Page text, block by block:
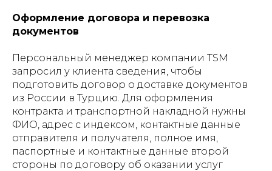
Оформление договора и перевозка
документов
Персональный менеджер компании TSM
запросил у клиента сведения, чтобы
подготовить договор о доставке документов
из России в Турцию. Для оформления
контракта и транспортной накладной нужны
ФИО, адрес с индексом, контактные данные
отправителя и получателя, полное имя,
паспортные и контактные данные второй
стороны по договору об оказании услуг